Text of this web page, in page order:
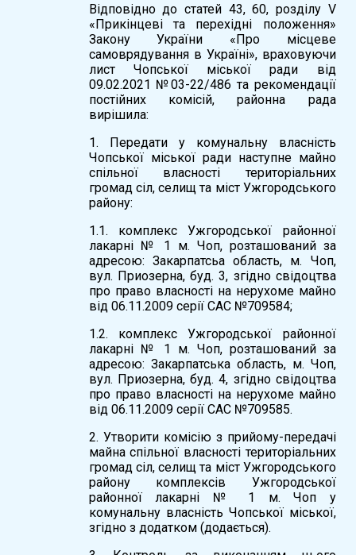
Відповідно до статей 43, 60, розділу V
«Прикінцеві та перехідні положення»
Закону України «Про місцеве
самоврядування в Україні», враховуючи
лист Чопської міської ради від
09.02.2021 №03-22/486 та рекомендації
постійних комісій, районна рада
вирішила:
1. Передати у комунальну власність
Чопської міської ради наступне майно
спільної власності територіальних
громад сіл, селищ та міст Ужгородського
району:
1.1. комплекс Ужгородської районної
лакарні № 1 м. Чоп, розташований за
адресою: Закарпатсьа область, м. Чоп,
вул. Приозерна, буд. 3, згідно свідоцтва
про право власності на нерухоме майно
від 06.11.2009 серії САС №709584;
1.2. комплекс Ужгородської районної
лакарні № 1 м. Чоп, розташований за
адресою: Закарпатська область, м. Чоп,
вул. Приозерна, буд. 4, згідно свідоцтва
про право власності на нерухоме майно
від 06.11.2009 серії САС №709585.
2. Утворити комісію з прийому-передачі
майна спільної власності територіальних
громад сіл, селищ та міст Ужгородського
району комплексів Ужгородської
районної лакарні № 1 м. Чоп у
комунальну власність Чопської міської,
згідно з додатком (додається).